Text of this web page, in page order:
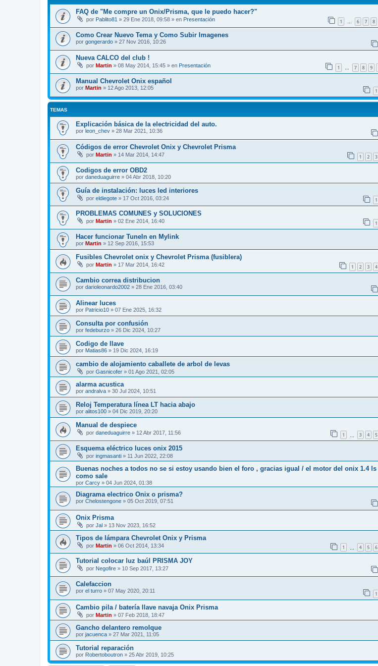
FAQ de "Me compre un Onix/Prisma, que le puedo hacer?"
por Pablito81 » 29 Ene 2018, 09:58 » en Presentación 1 … 6 7 8
Como Crear Nuevo Tema y Como Subir Imagenes
por gongerardo » 27 Nov 2016, 10:26
Nueva CALCO del club !
por Martin » 08 May 2014, 15:45 » en Presentación 1 … 7 8 9
Manual Chevrolet Onix español
por Martin » 12 Ago 2013, 12:05 1
TEMAS
Explicación básica de la electricidad del auto.
por leon_chev » 28 Mar 2021, 10:36
Códigos de error Chevrolet Onix y Chevrolet Prisma
por Martin » 14 Mar 2014, 14:47 1 2 3
Codigos de error OBD2
por daneduaguirre » 04 Abr 2018, 10:20
Guía de instalación: luces led interiores
por eldiegote » 17 Oct 2016, 03:24 1
PROBLEMAS COMUNES y SOLUCIONES
por Martin » 02 Ene 2014, 16:40 1
Hacer funcionar TuneIn en Mylink
por Martin » 12 Sep 2016, 15:53
Fusibles Chevrolet onix y Chevrolet Prisma (fusiblera)
por Martin » 17 Mar 2014, 16:42 1 2 3 4
Cambio correa distribucion
por darioleonardo2002 » 28 Ene 2016, 03:40
Alinear luces
por Patricio10 » 07 Ene 2025, 16:32
Consulta por confusión
por fedeburzo » 26 Dic 2024, 10:27
Codigo de llave
por Matias86 » 19 Dic 2024, 16:19
cambio de alojamiento caballete de arbol de levas
por Gasnicofer » 01 Ago 2021, 02:05
alarma acustica
por andralva » 30 Jul 2024, 10:51
Reloj Temperatura línea LT hacia abajo
por alitos100 » 04 Dic 2019, 20:20
Manual de despiece
por daneduaguirre » 12 Abr 2017, 11:56 1 3 4 5
Esquema eléctrico luces onix 2015
por ingmasanti » 11 Jun 2022, 22:08
Buenas noches a todos no se si estoy usando bien el foro , gracias igual / el motor del onix 1.4 ls
como sale
por Carcy » 04 Jun 2024, 01:38
Diagrama electrico Onix o prisma?
por Chelostengone » 05 Oct 2019, 07:51
Onix Prisma
por Jal » 13 Nov 2023, 16:52
Tipos de lámpara Chevrolet Onix y Prisma
por Martin » 06 Oct 2014, 13:34 1 4 5 6
Tutorial colocar luz baúl PRISMA JOY
por Negofire » 10 Sep 2017, 13:27
Calefaccion
por el turro » 07 May 2020, 20:11 1
Cambio pila / batería llave navaja Onix Prisma
por Martin » 07 Feb 2018, 18:47
Gancho delantero remolque
por jacuenca » 27 Mar 2021, 11:05
Tutorial reparación
por Robertoboutron » 25 Abr 2019, 10:25